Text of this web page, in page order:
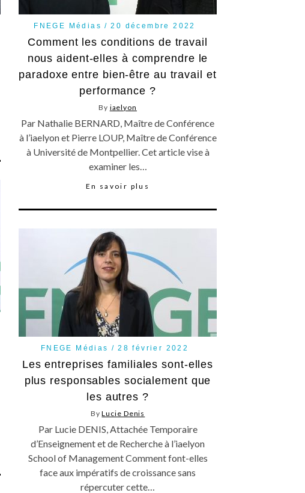
FNEGE Médias 20 décembre 2022
Comment les conditions de travail
nous aident-elles à comprendre le
paradoxe entre bien-être au travail et
performance ?
By iaelyon
Par Nathalie BERNARD, Maître de Conférence
à l’iaelyon et Pierre LOUP, Maître de Conférence
à Université de Montpellier. Cet article vise à
examiner les…
En savoir plus
FNEGE Médias 28 février 2022
Les entreprises familiales sont-elles
plus responsables socialement que
les autres ?
ByLucie Denis
Par Lucie DENIS, Attachée Temporaire
d’Enseignement et de Recherche à l’iaelyon
School of Management Comment font-elles
face aux impératifs de croissance sans
répercuter cette…